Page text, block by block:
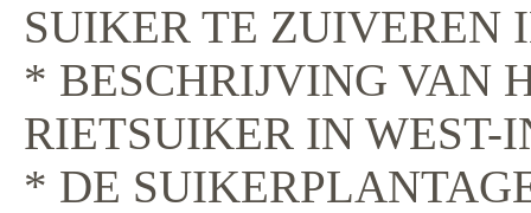
SUIKER TE ZUIVEREN
* BESCHRIJVING VAN
RIETSUIKER IN WEST-
* DE